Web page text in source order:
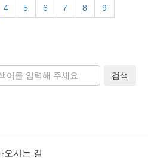
4 5 6 7 8 9
검색
오시는 길